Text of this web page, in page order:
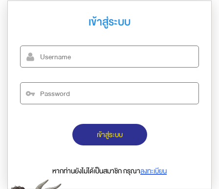
เข้าสู่ระบบ
เข้าสู่ระบบ
หากท่านยังไม่ได้เป็นสมาชิก กรุณาลงทะเบียน